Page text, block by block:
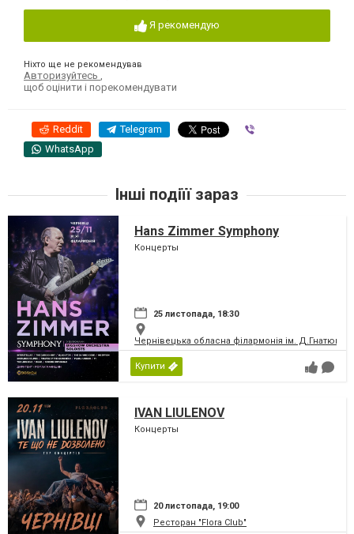
Я рекомендую
Ніхто ще не рекомендував
Авторизуйтесь
щоб оцінити і порекомендувати
Reddit Telegram
WhatsApp
Інші подіїї зараз
Hans Zimmer Symphony
Концерты
25 листопада, 18:30
Чернівецька обласна філармонія ім. Д.Гнатюка
Купити
IVAN LIULENOV
Концерты
20 листопада, 19:00
Ресторан "Flora Club"